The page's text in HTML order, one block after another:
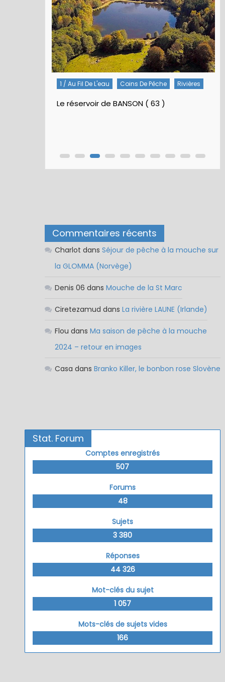
1 / Au Fil De L'eau Coins De Pêche Rivières
Le réservoir de BANSON ( 63 )
Commentaires récents
Charlot dans Séjour de pêche à la mouche sur
la GLOMMA (Norvège)
Denis 06 dans Mouche de la St Marc
Ciretezamud dans La rivière LAUNE (Irlande)
Flou dans Ma saison de pêche à la mouche
2024 – retour en images
Casa dans Branko Killer, le bonbon rose Slovène
Stat. Forum
Comptes enregistrés
507
Forums
48
Sujets
3 380
Réponses
44 326
Mot-clés du sujet
1 057
Mots-clés de sujets vides
166